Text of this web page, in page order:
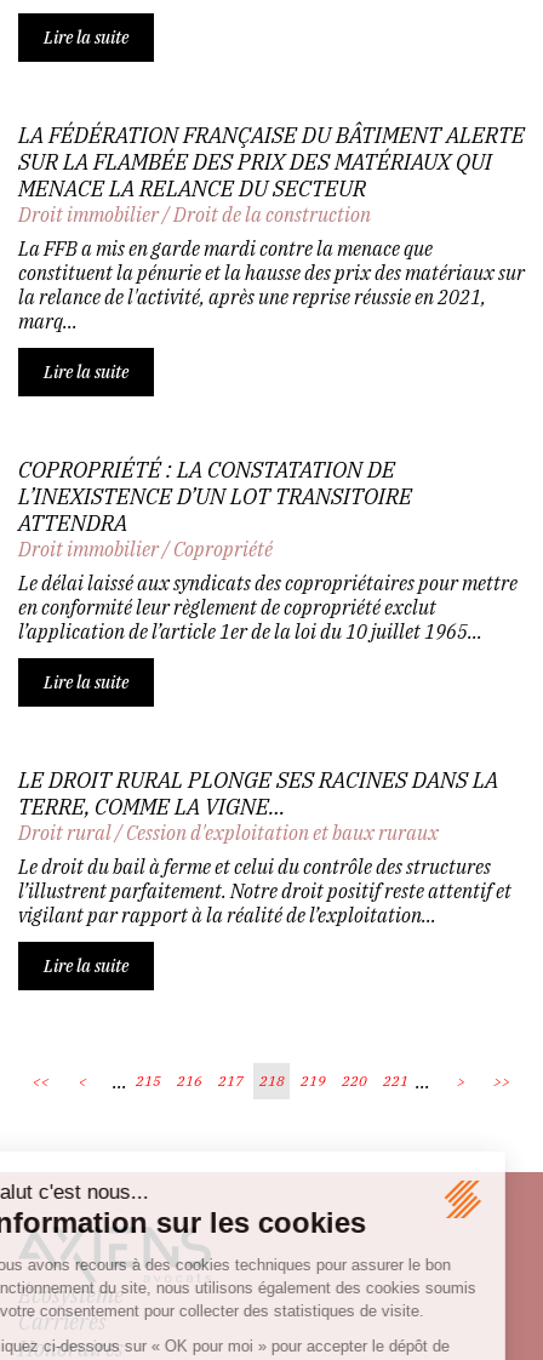
Lire la suite
LA FÉDÉRATION FRANÇAISE DU BÂTIMENT ALERTE
SUR LA FLAMBÉE DES PRIX DES MATÉRIAUX QUI
MENACE LA RELANCE DU SECTEUR
Droit immobilier/Droit de la construction
La FFB a mis en garde mardi contre la menace que
constituent la pénurie et la hausse des prix des matériaux sur
la relance de l'activité, après une reprise réussie en 2021,
marq...
Lire la suite
COPROPRIÉTÉ : LA CONSTATATION DE
L’INEXISTENCE D’UN LOT TRANSITOIRE
ATTENDRA
Droit immobilier/Copropriété
Le délai laissé aux syndicats des copropriétaires pour mettre
en conformité leur règlement de copropriété exclut
l’application de l’article 1er de la loi du 10 juillet 1965...
Lire la suite
LE DROIT RURAL PLONGE SES RACINES DANS LA
TERRE, COMME LA VIGNE…
Droit rural/Cession d'exploitation et baux ruraux
Le droit du bail à ferme et celui du contrôle des structures
l’illustrent parfaitement. Notre droit positif reste attentif et
vigilant par rapport à la réalité de l’exploitation...
Lire la suite
<< < ... 215 216 217 218 219 220 221 ... > >>
Écosystème
Carrières
Honoraires